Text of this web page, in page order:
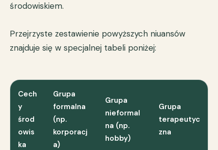
środowiskiem.
Przejrzyste zestawienie powyższych niuansów
znajduje się w specjalnej tabeli poniżej:
Cech
y
środ
owis
ka
Grupa
formalna
(np.
korporacj
a)
Grupa
nieformal
na (np.
hobby)
Grupa
terapeutyc
zna